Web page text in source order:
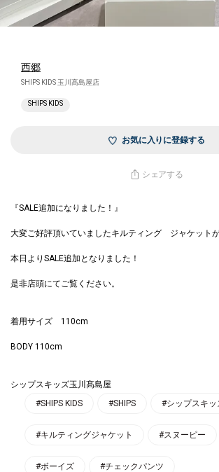
西郷
SHIPS KIDS 玉川髙島屋店
SHIPS KIDS
お気に入りに登録する
シェアする
『SALE追加になりました！』
大変ご好評頂いていましたキルティング ジャケット
本日よりSALE追加となりました！
是非店頭にてご覧ください。
着用サイズ 110cm
BODY 110cm
シップスキッズ玉川髙島屋
#SHIPS KIDS
#SHIPS #シップスキッ
#キルティングジャケット #スヌーピー
#ボーイズ #チェックパンツ